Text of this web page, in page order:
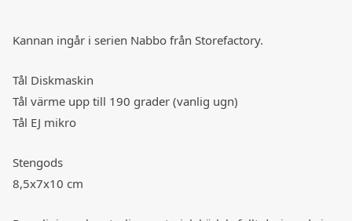
Kannan ingår i serien Nabbo från Storefactory.
Tål Diskmaskin
Tål värme upp till 190 grader (vanlig ugn)
Tål EJ mikro
Stengods
8,5x7x10 cm